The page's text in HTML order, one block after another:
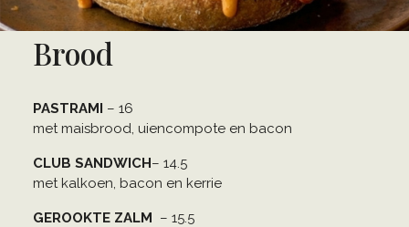
Brood
PASTRAMI – 16
met maisbrood, uiencompote en bacon
CLUB SANDWICH– 14.5
met kalkoen, bacon en kerrie
GEROOKTE ZALM – 15.5